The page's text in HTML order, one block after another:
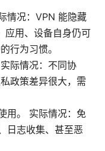
情况：VPN 能隐藏
应用、设备自身仍可
行为习惯。
际情况：不同协
政策差异很大，需
用。 实际情况：免
日志收集、甚至恶